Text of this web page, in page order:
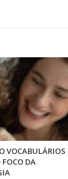
VOCABULÁRIOS
DA